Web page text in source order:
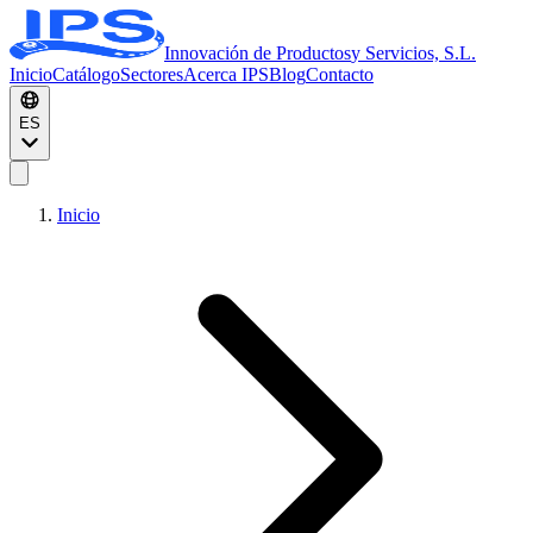
Innovación de Productosy Servicios, S.L.
InicioCatálogoSectoresAcerca IPSBlogContacto
ES
Inicio